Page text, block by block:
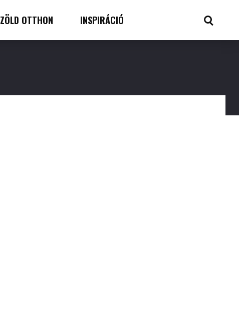
ZÖLD OTTHON INSPIRÁCIÓ